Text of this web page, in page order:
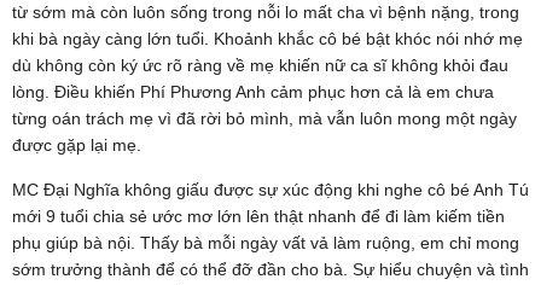
từ sớm mà còn luôn sống trong nỗi lo mất cha vì bệnh nặng, trong
khi bà ngày càng lớn tuổi. Khoảnh khắc cô bé bật khóc nói nhớ mẹ
dù không còn ký ức rõ ràng về mẹ khiến nữ ca sĩ không khỏi đau
lòng. Điều khiến Phí Phương Anh cảm phục hơn cả là em chưa
từng oán trách mẹ vì đã rời bỏ mình, mà vẫn luôn mong một ngày
được gặp lại mẹ.
MC Đại Nghĩa không giấu được sự xúc động khi nghe cô bé Anh Tú
mới 9 tuổi chia sẻ ước mơ lớn lên thật nhanh để đi làm kiếm tiền
phụ giúp bà nội. Thấy bà mỗi ngày vất vả làm ruộng, em chỉ mong
sớm trưởng thành để có thể đỡ đần cho bà. Sự hiểu chuyện và tình